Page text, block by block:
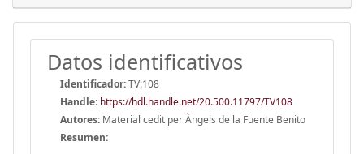
Datos identificativos
Identificador:TV:108
Handle: https://hdl.handle.net/20.500.11797/TV108
Autores: Material cedit per Àngels de la Fuente Benito
Resumen: